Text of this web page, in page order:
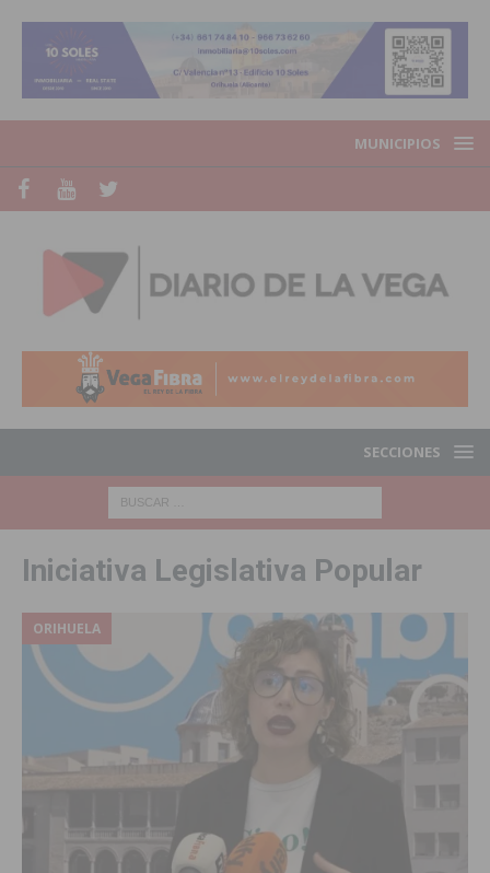
MUNICIPIOS
SECCIONES
Iniciativa Legislativa Popular
ORIHUELA